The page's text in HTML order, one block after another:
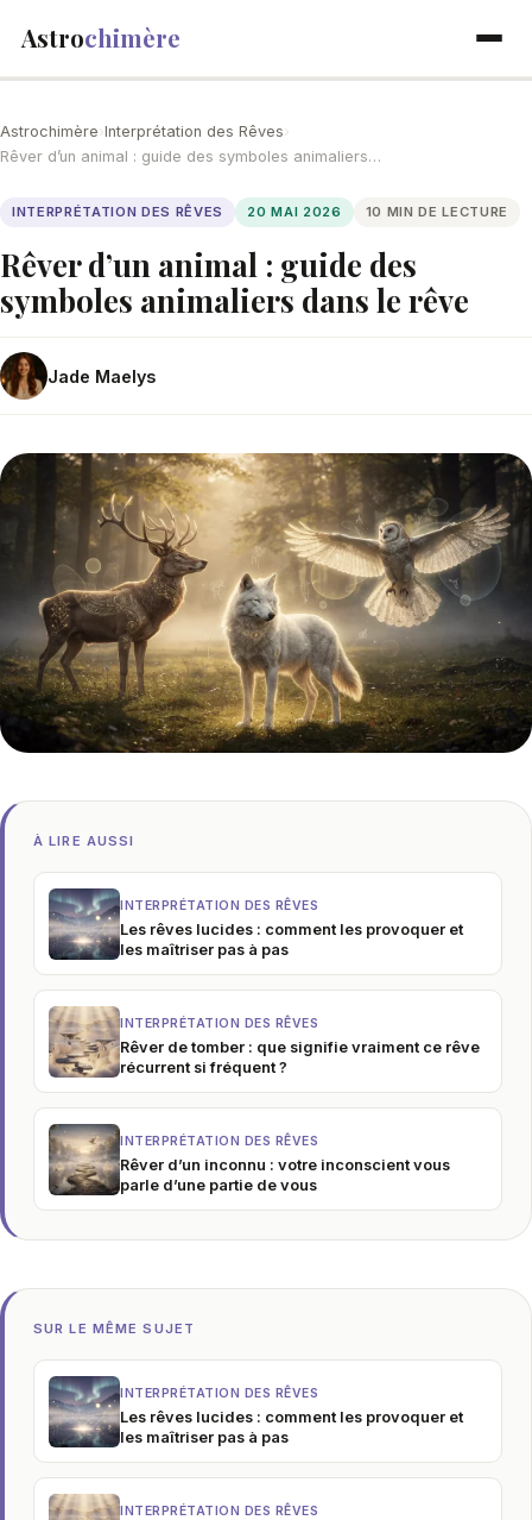
Astrochimère
Astrochimère›Interprétation des Rêves›
Rêver d’un animal : guide des symboles animaliers…
INTERPRÉTATION DES RÊVES 20 MAI 2026 10 MIN DE LECTURE
Rêver d’un animal : guide des
symboles animaliers dans le rêve
Jade Maelys
À LIRE AUSSI
INTERPRÉTATION DES RÊVES
Les rêves lucides : comment les provoquer et
les maîtriser pas à pas
INTERPRÉTATION DES RÊVES
Rêver de tomber : que signifie vraiment ce rêve
récurrent si fréquent ?
INTERPRÉTATION DES RÊVES
Rêver d’un inconnu : votre inconscient vous
parle d’une partie de vous
SUR LE MÊME SUJET
INTERPRÉTATION DES RÊVES
Les rêves lucides : comment les provoquer et
les maîtriser pas à pas
INTERPRÉTATION DES RÊVES